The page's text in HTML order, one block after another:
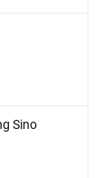
Sino